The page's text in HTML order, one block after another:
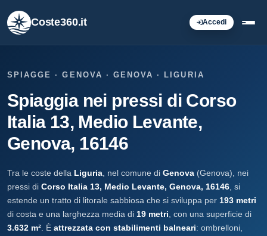
Coste360.it Accedi
SPIAGGE · GENOVA · GENOVA · LIGURIA
Spiaggia nei pressi di Corso
Italia 13, Medio Levante,
Genova, 16146
Tra le coste della Liguria , nel comune di Genova (Genova), nei
pressi di Corso Italia 13, Medio Levante, Genova, 16146 , si
estende un tratto di litorale sabbiosa che si sviluppa per 193 metri
di costa e una larghezza media di 19 metri , con una superficie di
3.632 m² . È attrezzata con stabilimenti balneari: ombrelloni,